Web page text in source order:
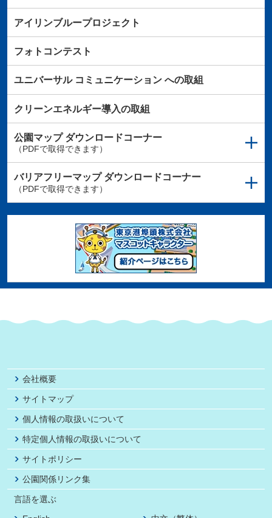
アイリンブループロジェクト
フォトコンテスト
ユニバーサルコミュニケーションへの取組
クリーンエネルギー導入の取組
公園マップダウンロードコーナー
（PDFで取得できます）
バリアフリーマップダウンロードコーナー
（PDFで取得できます）
会社概要
サイトマップ
個人情報の取扱いについて
特定個人情報の取扱いについて
サイトポリシー
公園関係リンク集
言語を選ぶ